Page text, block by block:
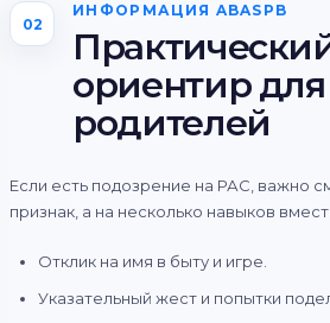
02
ИНФОРМАЦИЯ ABASPB
ориентир для
родителей
Если есть подозрение на РАС, важно
признак, а на несколько навыков
Отклик на имя в быту и игре.
Указательный жест и попытки